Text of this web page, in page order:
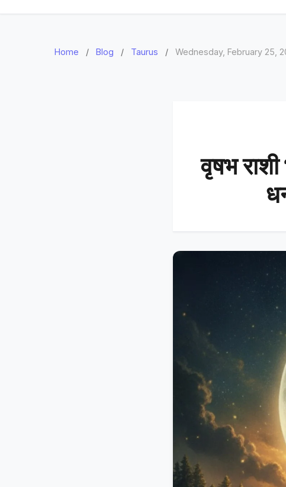
Home / Blog / Taurus / Wednesday, February 25,
वृषभ